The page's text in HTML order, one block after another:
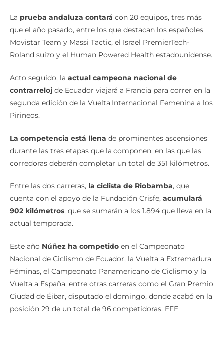
La prueba andaluza contará con 20 equipos, tres más
que el año pasado, entre los que destacan los españoles
Movistar Team y Massi Tactic, el Israel PremierTech-
Roland suizo y el Human Powered Health estadounidense.
Acto seguido, la actual campeona nacional de
contrarreloj de Ecuador viajará a Francia para correr en la
segunda edición de la Vuelta Internacional Femenina a los
Pirineos.
La competencia está llena de prominentes ascensiones
durante las tres etapas que la componen, en las que las
corredoras deberán completar un total de 351 kilómetros.
Entre las dos carreras, la ciclista de Riobamba, que
cuenta con el apoyo de la Fundación Crisfe, acumulará
902 kilómetros, que se sumarán a los 1.894 que lleva en la
actual temporada.
Este año Núñez ha competido en el Campeonato
Nacional de Ciclismo de Ecuador, la Vuelta a Extremadura
Féminas, el Campeonato Panamericano de Ciclismo y la
Vuelta a España, entre otras carreras como el Gran Premio
Ciudad de Éibar, disputado el domingo, donde acabó en la
posición 29 de un total de 96 competidoras. EFE